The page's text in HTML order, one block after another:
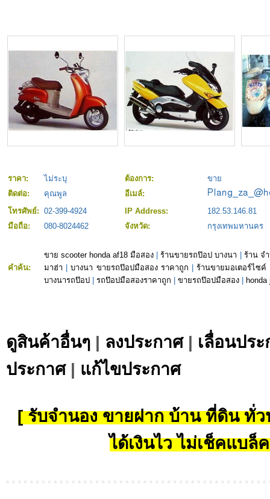
ราคา: ไม่ระบุ ต้องการ:
ขาย
ติดต่อ:
คุณพูล
อีเมล์:
โทรศัพย์: 02-399-4924 IP Address:
182.53.146.81
มือถือ:
080-8024462 จังหวัด: กรุงเทพมหานคร
คำค้น:
ขาย scooter honda af18 มือสอง |ร้านขายรถป๊อป บางนา
ร้าน จ
มาฮ่า |บางนา ขายรถป๊อปมือสอง ราคาถูก |ร้านขายมอเตอร์ไซค์
บางนารถป๊อป
รถป๊อปมือสองราคาถูก ขายรถป๊อปมือสอง
ดูสินค้าอื่นๆ | ลงประกาศ| เลื่อนปร
ประกาศ| แก้ไขประกาศ
[ รับจำนอง ขายฝาก บ้าน ที่ดิน ทั่ว
ได้เงินไว ไม่เช็คแบล็